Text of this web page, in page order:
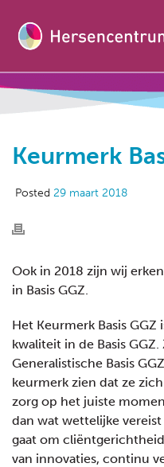
Keurmerk
Posted 29 maart 2018
Ook in 2018 zijn wij
in Basis GGZ.
Het Keurmerk Basis
kwaliteit in de Basis
Generalistische Basis
keurmerk zien dat ze
zorg op het juiste
dan wat wettelijke
gaat om
van innovaties, continu